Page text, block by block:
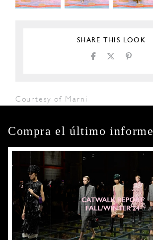
SHARE THIS LOOK
Courtesy of Marni
Compra el último informe